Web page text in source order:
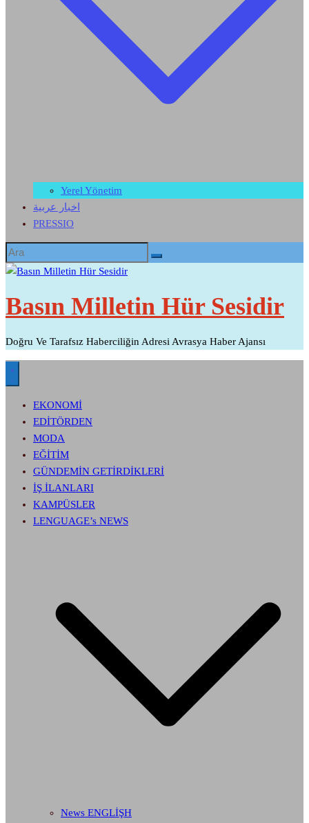
Yerel Yönetim
اخبار عربية
PRESSIO
Basın Milletin Hür Sesidir
Doğru Ve Tarafsız Haberciliğin Adresi Avrasya Haber Ajansı
EKONOMİ
EDİTÖRDEN
MODA
EĞİTİM
GÜNDEMİN GETİRDİKLERİ
İŞ İLANLARI
KAMPÜSLER
LENGUAGE’s NEWS
News ENGLİŞH